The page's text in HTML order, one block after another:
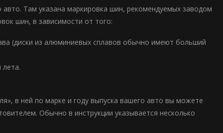
Там указана маркировка шин, рекомендуемых заводом
шин, в зависимости от того:
(диски из алюминиевых сплавов обычно имеют больший
в ней по марке и году выпуска вашего авто вы можете
Обычно в инструкции указывается несколько